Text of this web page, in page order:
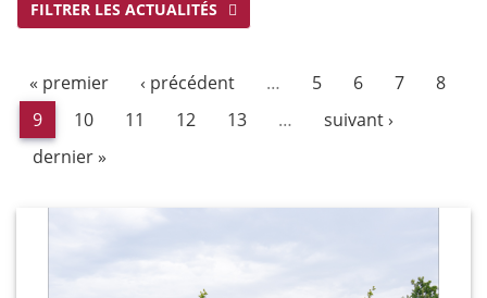
FILTRER LES ACTUALITÉS
« premier ‹ précédent … 5 6 7
8
9
10 11 12 13 …
suivant ›
dernier »